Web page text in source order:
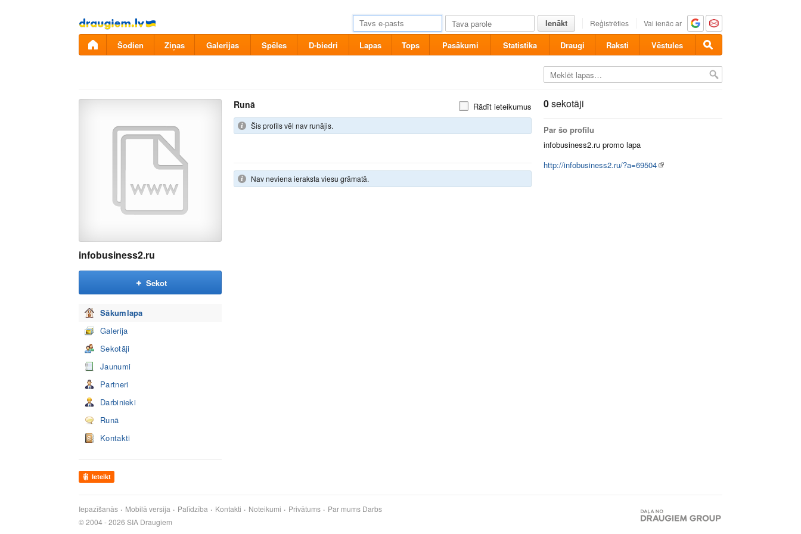
Pāriet
uz
saturu
Ienākt Reģistrēties Vai ienāc ar
Šodien Ziņas Galerijas Spēles D-biedri Lapas Tops Pasākumi Statistika Draugi Raksti Vēstules
infobusiness2.ru
Sekot
Sākumlapa
Galerija
Sekotāji
Jaunumi
Partneri
Darbinieki
Runā
Kontakti
Ieteikt
Runā Rādīt ieteikumus
Šis profils vēl nav runājis.
Nav neviena ieraksta viesu grāmatā.
0sekotāji
Par šo profilu
infobusiness2.ru promo lapa
http://infobusiness2.ru/?a=69504
Iepazīšanās Mobilā versija Palīdzība Kontakti Noteikumi Privātums Par mums Darbs
© 2004 - 2026 SIA Draugiem